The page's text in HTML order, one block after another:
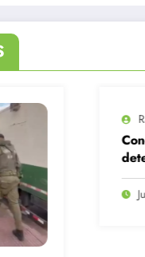
Fusión
Dos
tras
de pasta
cocaína,
ketamina y
7, 2026